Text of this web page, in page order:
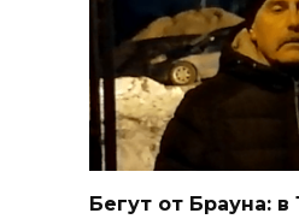
Бегут от Брауна: в